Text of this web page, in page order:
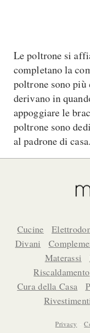
Le poltrone si
completano la
poltrone sono
derivano in
appoggiare le
poltrone sono
al padrone di casa.
Cucine
Divani
Materassi
Riscaldamento
Cura della Casa
Privacy -